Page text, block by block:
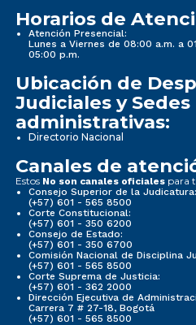
Horarios de
Atención Presencial:
Lunes a Viernes de 08:00 a.m. a
05:00 p.m.
Ubicación de
Judiciales y Sedes
administrativas:
Directorio Nacional
Canales de
Estos No son canales oficiales para
Consejo Superior de la Judicatura:
(+57) 601 - 565 8500
Corte Constitucional:
(+57) 601 - 350 6200
Consejo de Estado:
(+57) 601 - 350 6700
Comisión Nacional de Disciplina
(+57) 601 - 565 8500
Corte Suprema de Justicia:
(+57) 601 - 362 2000
Dirección Ejecutiva de
Carrera 7 # 27-18, Bogotá
(+57) 601 - 565 8500